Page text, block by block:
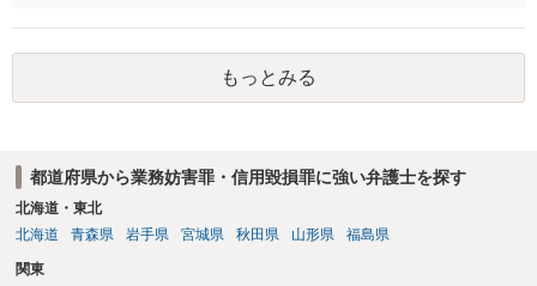
ますが、それは、警察官が現認しているからです。 もちろん防犯カメ
ラなどで撮影されていれば、証拠の確保はできるかもしれませんが、
土地柄で防犯カメラがあまりない場所ですと、結局、立件できないと
うことになります。 次からは、スマホでビデオ撮影して、通報すると
もっとみる
都道府県から業務妨害罪・信用毀損罪に強い弁護士を探す
北海道・東北
北海道
青森県 岩手県 宮城県 秋田県 山形県 福島県
関東